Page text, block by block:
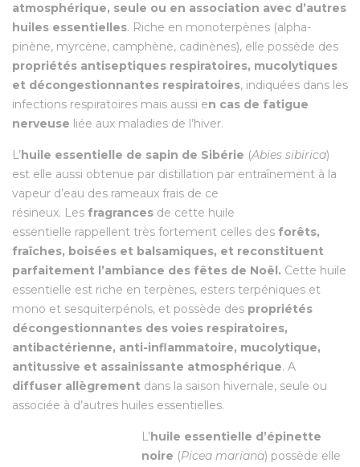
atmosphérique, seule ou en association avec d’autres
huiles essentielles. Riche en monoterpènes (alpha-
pinène, myrcène, camphène, cadinènes), elle possède des
propriétés antiseptiques respiratoires, mucolytiques
et décongestionnantes respiratoires, indiquées dans les
infections respiratoires mais aussi en cas de fatigue
nerveuse liée aux maladies de l’hiver.
L’huile essentielle de sapin de Sibérie (Abies sibirica)
est elle aussi obtenue par distillation par entraînement à la
vapeur d’eau des rameaux frais de ce
résineux. Les fragrances de cette huile
essentielle rappellent très fortement celles des forêts,
fraîches, boisées et balsamiques, et reconstituent
parfaitement l’ambiance des fêtes de Noël. Cette huile
essentielle est riche en terpènes, esters terpéniques et
mono et sesquiterpénols, et possède des propriétés
décongestionnantes des voies respiratoires,
antibactérienne, anti-inflammatoire, mucolytique,
antitussive et assainissante atmosphérique. A
diffuser allègrement dans la saison hivernale, seule ou
associée à d’autres huiles essentielles.
L’huile essentielle d’épinette
noire (Picea mariana) possède elle